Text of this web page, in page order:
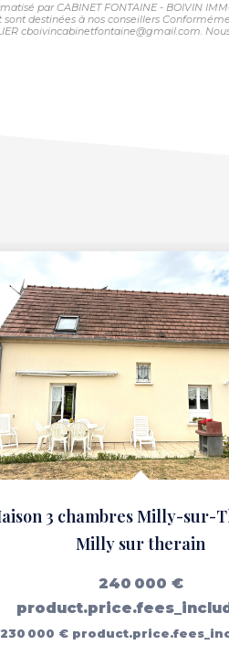
par CABINET FONTAINE - BOIVIN
destinées à nos conseillers
cboivincabinetfontaine@gmail.com.
3 chambres Milly-sur-
Milly sur therain
240 000 €
230 000 €